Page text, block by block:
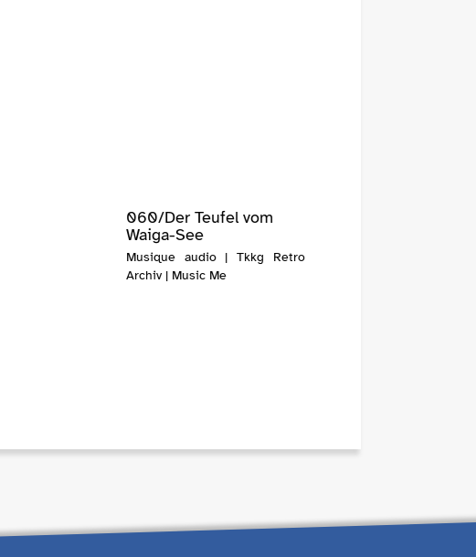
060/Der Teufel vom
Waiga-See
Musique audio | Tkkg Retro
Archiv | Music Me